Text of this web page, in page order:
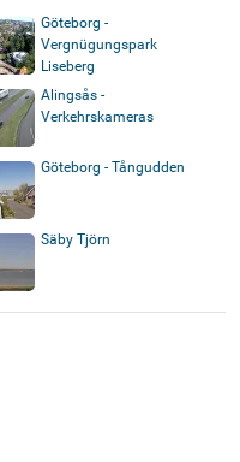
Göteborg -
Vergnügungspark
Liseberg
Alingsås -
Verkehrskameras
Göteborg - Tångudden
Säby Tjörn